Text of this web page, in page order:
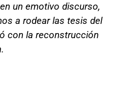
un emotivo discurso,
a rodear las tesis del
con la reconstrucción